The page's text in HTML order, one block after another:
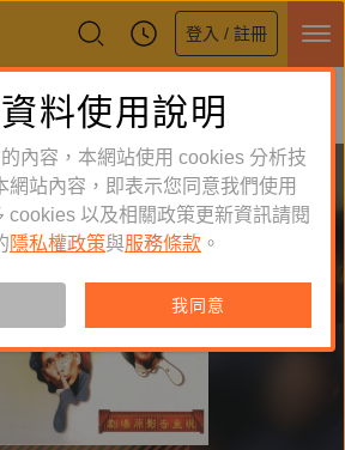
登入 / 註冊
新APP上線
，即刻下載
料使用說明
內容，本網站使用 cookies 分析技
網站內容，即表示您同意我們使用
cookies 以及相關政策更新資訊請閱
隱私權政策與服務條款 。
我同意